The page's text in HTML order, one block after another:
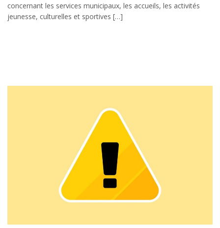
concernant les services municipaux, les accueils, les activités
jeunesse, culturelles et sportives […]